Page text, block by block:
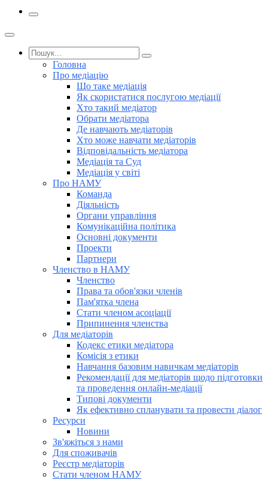
Головна
Про медіацію
Що таке медіація
Як скористатися послугою медіації
Хто такий медіатор
Обрати медіатора
Де навчають медіаторів
Хто може навчати медіаторів
Відповідальність медіатора
Медіація та Суд
Медіація у світі
Про НАМУ
Команда
Діяльність
Органи управління
Комунікаційна політика
Основні документи
Проекти
Партнери
Членство в НАМУ
Членство
Права та обов'язки членів
Пам'ятка члена
Стати членом асоціації
Припинення членства
Для медіаторів
Кодекс етики медіатора
Комісія з етики
Навчання базовим навичкам медіаторів
Рекомендації для медіаторів щодо підготовки
та проведення онлайн-медіації
Типові документи
Як ефективно спланувати та провести діалог
Ресурси
Новини
Зв'яжіться з нами
Для споживачів
Реєстр медіаторів
Стати членом НАМУ